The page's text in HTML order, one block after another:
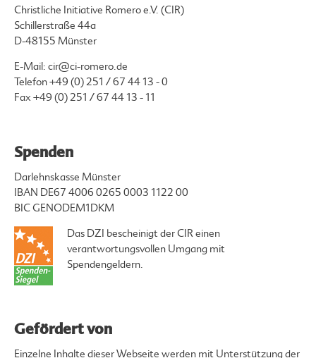
Christliche Initiative Romero e.V. (CIR)
Schillerstraße 44a
D-48155 Münster
E-Mail: cir@ci-romero.de
Telefon+49 (0) 251 / 67 44 13 - 0
Fax +49 (0) 251 / 67 44 13 - 11
Spenden
Darlehnskasse Münster
IBAN DE67 4006 0265 0003 1122 00
BIC GENODEM1DKM
Das DZI bescheinigt der CIR einen
verantwortungsvollen Umgang mit
Spendengeldern.
Gefördert von
Einzelne Inhalte dieser Webseite werden mit Unterstützung der